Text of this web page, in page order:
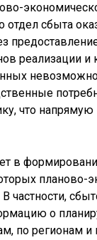
отдел сбыта
реализации и
что напрямую
в
планово-
частности,
о
по регионам